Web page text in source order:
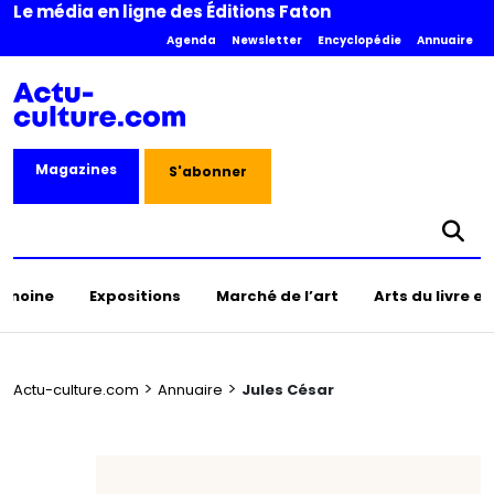
Le média en ligne des Éditions Faton
Agenda Newsletter Encyclopédie Annuaire
Magazines S'abonner
Expositions Marché de l’art Arts du livre
Actu-culture.com > Annuaire > Jules César